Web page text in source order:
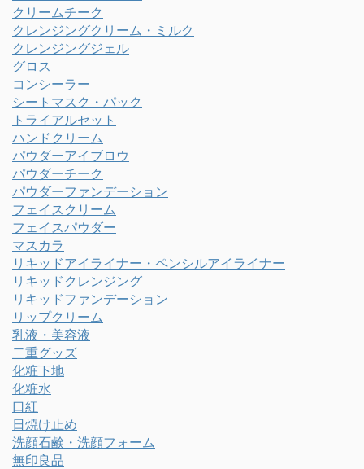
クリームチーク
クレンジングクリーム・ミルク
クレンジングジェル
グロス
コンシーラー
シートマスク・パック
トライアルセット
ハンドクリーム
パウダーアイブロウ
パウダーチーク
パウダーファンデーション
フェイスクリーム
フェイスパウダー
マスカラ
リキッドアイライナー・ペンシルアイライナー
リキッドクレンジング
リキッドファンデーション
リップクリーム
乳液・美容液
二重グッズ
化粧下地
化粧水
口紅
日焼け止め
洗顔石鹸・洗顔フォーム
無印良品